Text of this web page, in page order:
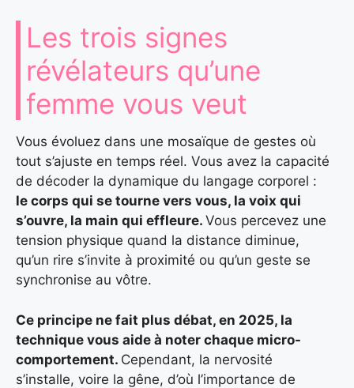
Les trois signes
révélateurs qu’une
femme vous veut
Vous évoluez dans une mosaïque de gestes où
tout s’ajuste en temps réel. Vous avez la capacité
de décoder la dynamique du langage corporel :
le corps qui se tourne vers vous, la voix qui
s’ouvre, la main qui effleure. Vous percevez une
tension physique quand la distance diminue,
qu’un rire s’invite à proximité ou qu’un geste se
synchronise au vôtre.
Ce principe ne fait plus débat, en 2025, la
technique vous aide à noter chaque micro-
comportement. Cependant, la nervosité
s’installe, voire la gêne, d’où l’importance de